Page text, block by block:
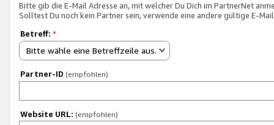
Bitte gib die E-Mail Adresse an, mit welcher Du Dich im PartnerNet
Solltest Du noch kein Partner sein, verwende eine andere gültige E-
Betreff: *
Bitte wähle eine Betreffzeile aus.
Partner-ID (empfohlen)
Website URL: (empfohlen)